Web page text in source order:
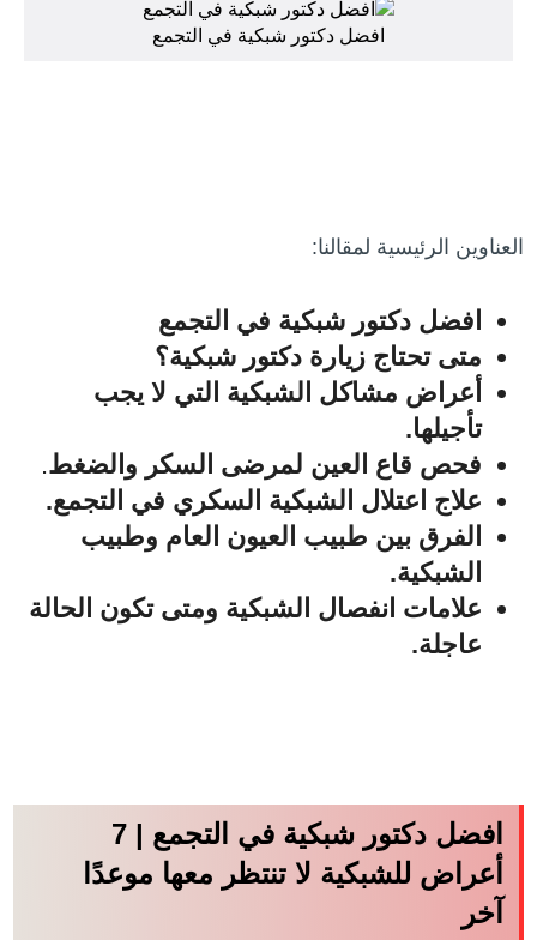
افضل دكتور شبكية في التجمع
العناوين الرئيسية لمقالنا:
افضل دكتور شبكية في التجمع
متى تحتاج زيارة دكتور شبكية؟
أعراض مشاكل الشبكية التي لا يجب
تأجيلها.
فحص قاع العين لمرضى السكر والضغط.
علاج اعتلال الشبكية السكري في التجمع.
الفرق بين طبيب العيون العام وطبيب
الشبكية.
علامات انفصال الشبكية ومتى تكون الحالة
عاجلة.
افضل دكتور شبكية في التجمع | 7
أعراض للشبكية لا تنتظر معها موعدًا
آخر